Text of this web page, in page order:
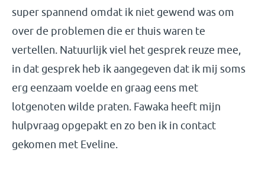
super spannend omdat ik niet gewend was om
over de problemen die er thuis waren te
vertellen. Natuurlijk viel het gesprek reuze mee,
in dat gesprek heb ik aangegeven dat ik mij soms
erg eenzaam voelde en graag eens met
lotgenoten wilde praten. Fawaka heeft mijn
hulpvraag opgepakt en zo ben ik in contact
gekomen met Eveline.